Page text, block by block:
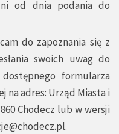
od dnia podania do
do zapoznania się z
swoich uwag do
formularza
na adres: Urząd Miasta i
Chodecz lub w wersji
.